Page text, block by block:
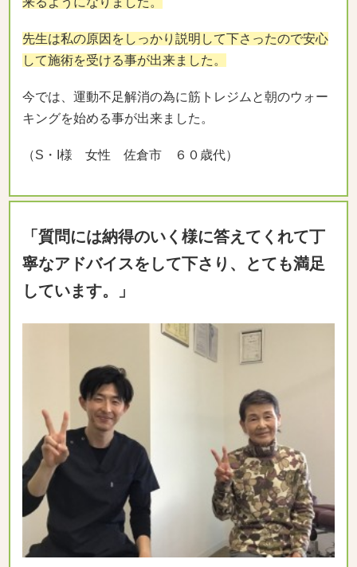
先生は私の原因をしっかり説明して下さったので安心
して施術を受ける事が出来ました。
今では、運動不足解消の為に筋トレジムと朝のウォー
キングを始める事が出来ました。
（S・I様 女性 佐倉市 ６０歳代）
「質問には納得のいく様に答えてくれて丁
寧なアドバイスをして下さり、とても満足
しています。
」